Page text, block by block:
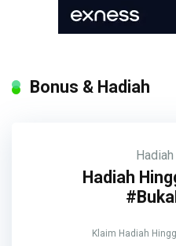
Bonus & Hadiah
Hadiah
Hadiah
Klaim Hadiah